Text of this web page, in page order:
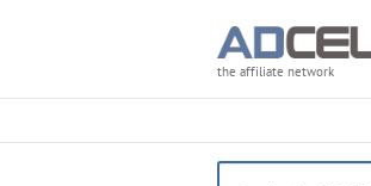
the affiliate network